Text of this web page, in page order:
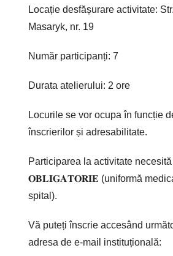
Locație desfășurare activitate:
Masaryk, nr. 19
Număr participanți: 7
Durata atelierului: 2 ore
Locurile se vor ocupa în funcție
înscrierilor și adresabilitate.
Participarea la activitate
𝐎𝐁𝐋𝐈𝐆𝐀𝐓𝐎𝐑𝐈𝐄 (uniformă
spital).
Vă puteți înscrie accesând
adresa de e-mail instituțională: